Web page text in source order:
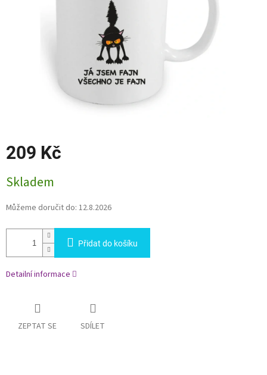
209 Kč
cena:
Skladem
Můžeme doručit do: 12.8.2026
Přidat do košíku
Detailní informace
ZEPTAT SE SDÍLET